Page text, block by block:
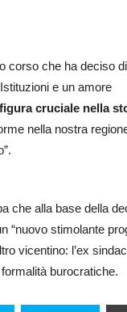
corso che ha deciso di
e un amore
cruciale nella
nella nostra
che alla base della
“nuovo stimolante
vicentino: l’ex
burocratiche.